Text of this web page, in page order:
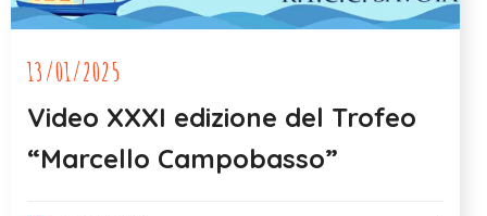
13/01/2025
Video XXXI edizione del Trofeo
“Marcello Campobasso”